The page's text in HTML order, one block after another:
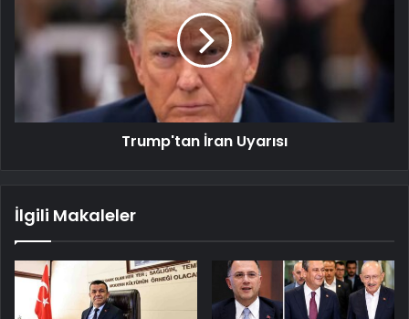
Trump'tan İran Uyarısı
İlgili Makaleler